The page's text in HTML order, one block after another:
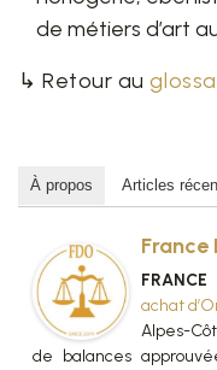
de métiers d’art
↳ Retour au
À propos Articles
France
FRANCE
achat
Alpes-
de balances